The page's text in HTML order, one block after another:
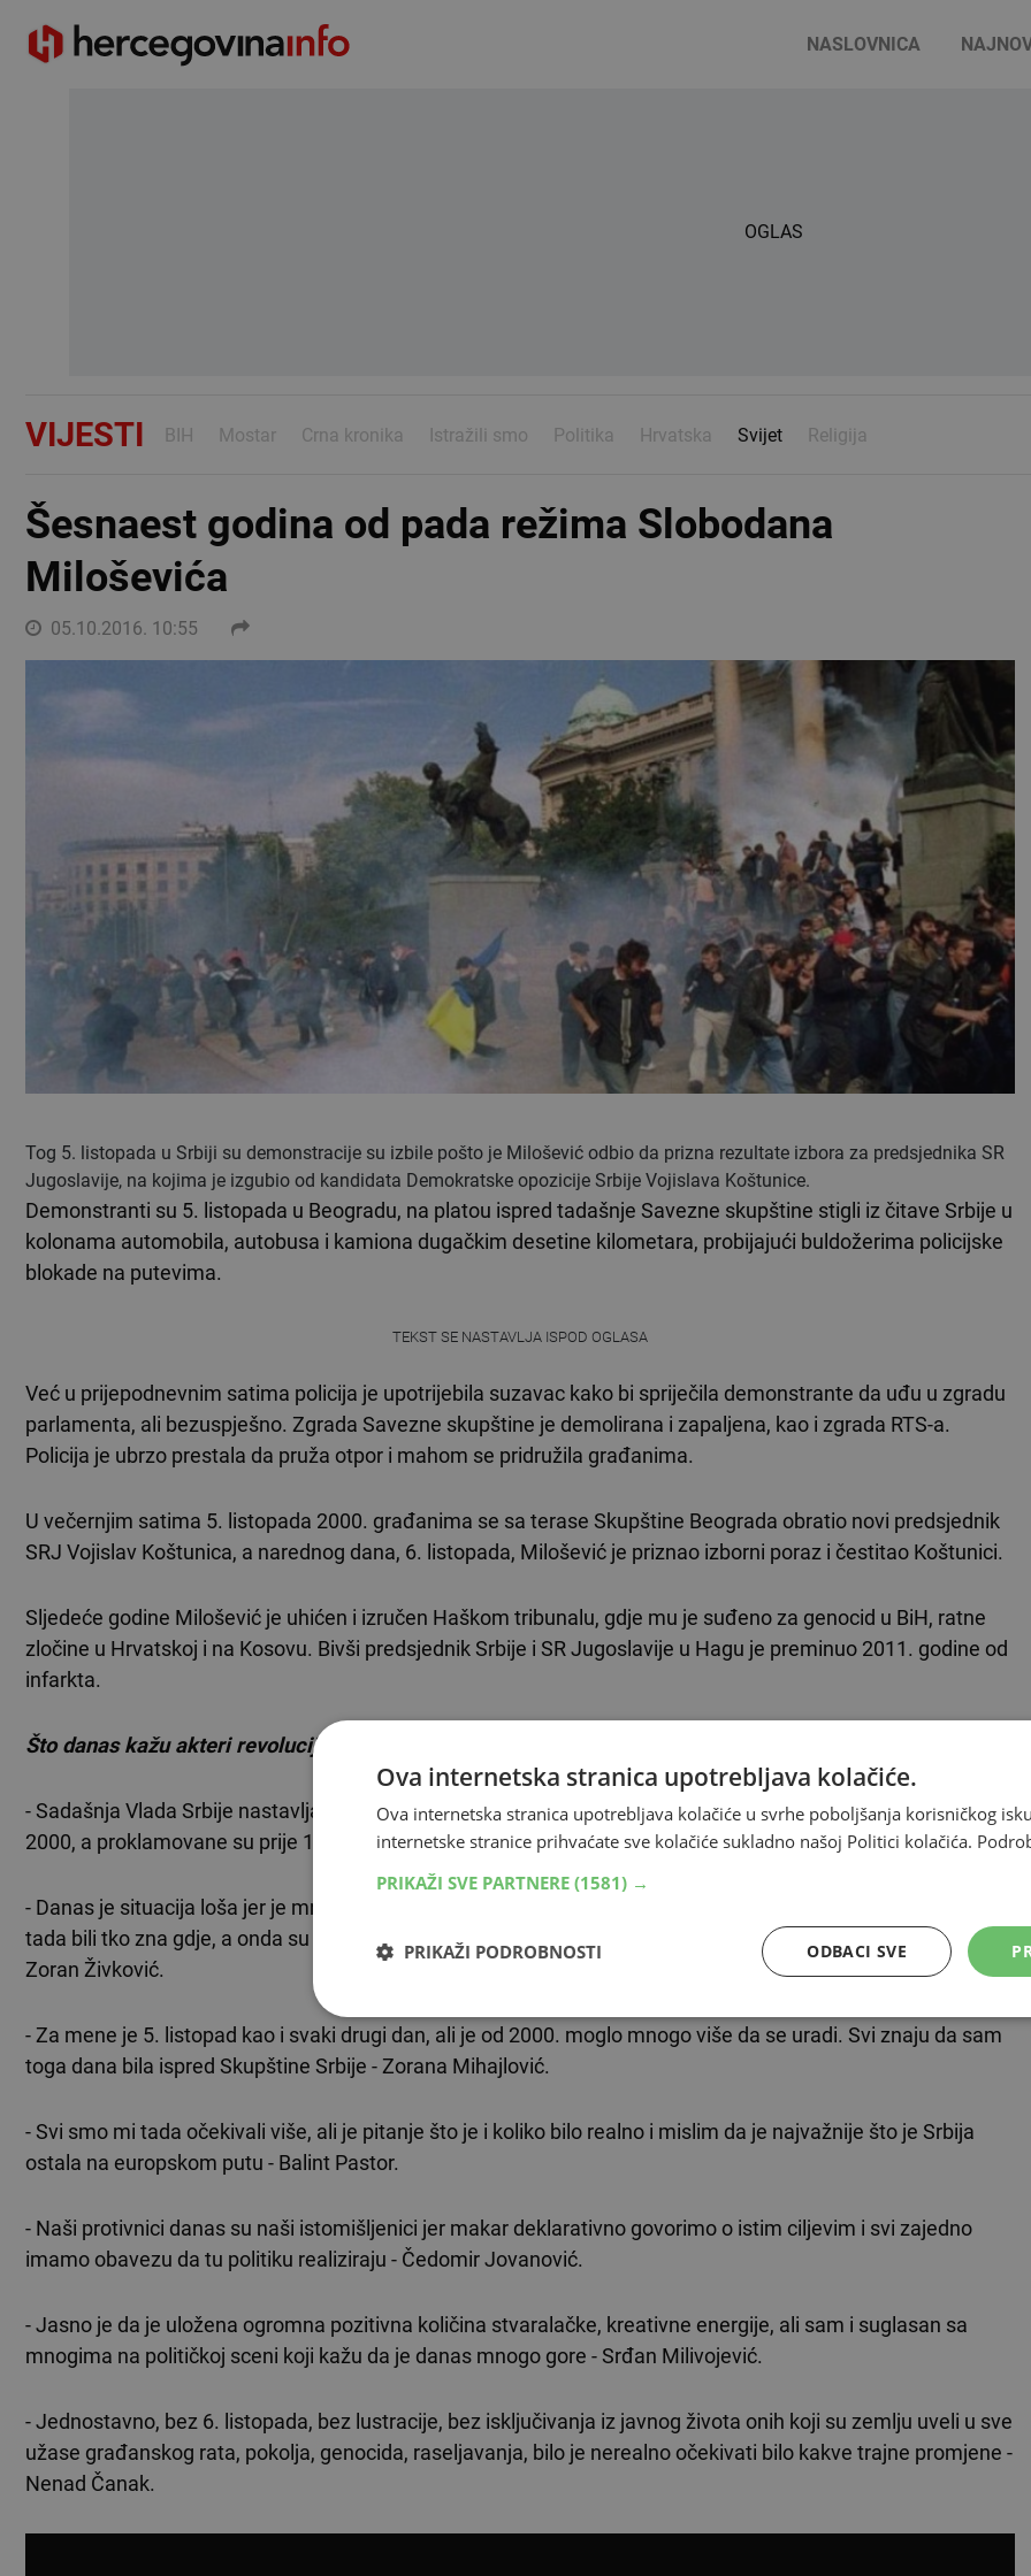
NASLOVNICA
OGLAS
VIJESTI BIH Mostar Crna kronika Istražili smo Politika Hrvatska Svijet Religija
Šesnaest godina od pada režima Slobodana
Miloševića
05.10.2016. 10:55
Tog 5. listopada u Srbiji su demonstracije su izbile pošto je Milošević odbio da prizna rezultate izbora za predsjednika SR
Jugoslavije, na kojima je izgubio od kandidata Demokratske opozicije Srbije Vojislava Koštunice.
Demonstranti su 5. listopada u Beogradu, na platou ispred tadašnje Savezne skupštine stigli iz čitave Srbije u
kolonama automobila, autobusa i kamiona dugačkim desetine kilometara, probijajući buldožerima policijske
blokade na putevima.
TEKST SE NASTAVLJA ISPOD OGLASA
Već u prijepodnevnim satima policija je upotrijebila suzavac kako bi spriječila demonstrante da uđu u zgradu
parlamenta, ali bezuspješno. Zgrada Savezne skupštine je demolirana i zapaljena, kao i zgrada RTS-a.
Policija je ubrzo prestala da pruža otpor i mahom se pridružila građanima.
U večernjim satima 5. listopada 2000. građanima se sa terase Skupštine Beograda obratio novi predsjednik
SRJ Vojislav Koštunica, a narednog dana, 6. listopada, Milošević je priznao izborni poraz i čestitao Koštunici.
Sljedeće godine Milošević je uhićen i izručen Haškom tribunalu, gdje mu je suđeno za genocid u BiH, ratne
zločine u Hrvatskoj i na Kosovu. Bivši predsjednik Srbije i SR Jugoslavije u Hagu je preminuo 2011. godine od
infarkta.
Što danas kažu akteri revolucije
- Sadašnja Vlada Srbije nastavlja ostvarivanje ključnih ciljeva i vrijednosti koje nisu ostvarene 5. listopada
2000, a proklamovane su prije 16 godina - Rasim Ljajić.
- Danas je situacija loša jer je mnogo propušteno krivicom onih koje zovem manekenima 5. listopada i koji su
tada bili tko zna gdje, a onda su spletom nesretnih okolnosti postali dio vlasti 2004, 2005, 2006. godine -
Zoran Živković.
- Za mene je 5. listopad kao i svaki drugi dan, ali je od 2000. moglo mnogo više da se uradi. Svi znaju da sam
toga dana bila ispred Skupštine Srbije - Zorana Mihajlović.
- Svi smo mi tada očekivali više, ali je pitanje što je i koliko bilo realno i mislim da je najvažnije što je Srbija
ostala na europskom putu - Balint Pastor.
- Naši protivnici danas su naši istomišljenici jer makar deklarativno govorimo o istim ciljevim i svi zajedno
imamo obavezu da tu politiku realiziraju - Čedomir Jovanović.
- Jasno je da je uložena ogromna pozitivna količina stvaralačke, kreativne energije, ali sam i suglasan sa
mnogima na političkoj sceni koji kažu da je danas mnogo gore - Srđan Milivojević.
- Jednostavno, bez 6. listopada, bez lustracije, bez isključivanja iz javnog života onih koji su zemlju uveli u sve
užase građanskog rata, pokolja, genocida, raseljavanja, bilo je nerealno očekivati bilo kakve trajne promjene -
Nenad Čanak.
Ova internetska stranica upotrebljava kolačiće.
Ova internetska stranica upotrebljava kolačiće u svrhe poboljšanja korisničkog
internetske stranice prihvaćate sve kolačiće sukladno našoj Politici kolačića.
PRIKAŽI SVE PARTNERE (1581) →
ODBACI SVE
PRIKAŽI PODROBNOSTI